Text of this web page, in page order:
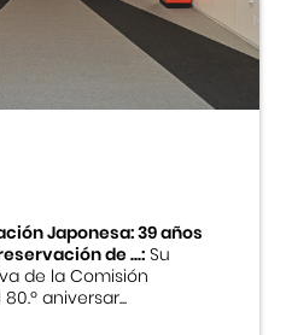
Japonesa: 39 años
de ...:Su
de la Comisión
aniversar...